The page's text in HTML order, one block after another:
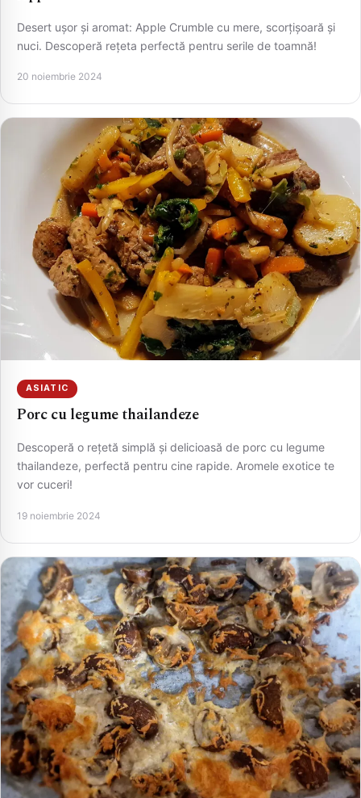
CAUTA
Desert ușor și aromat: Apple Crumble cu mere, scorțișoară și
nuci. Descoperă rețeta perfectă pentru serile de toamnă!
20 noiembrie 2024
ASIATIC
Porc cu legume thailandeze
Descoperă o rețetă simplă și delicioasă de porc cu legume
thailandeze, perfectă pentru cine rapide. Aromele exotice te
vor cuceri!
19 noiembrie 2024